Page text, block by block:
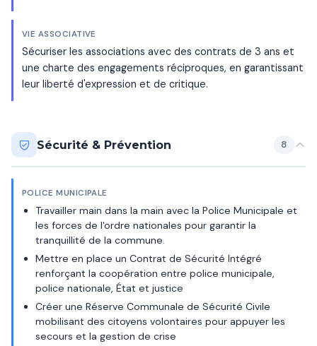
VIE ASSOCIATIVE
Sécuriser les associations avec des contrats de 3 ans et
une charte des engagements réciproques, en garantissant
leur liberté d'expression et de critique.
Sécurité & Prévention 8
POLICE MUNICIPALE
Travailler main dans la main avec la Police Municipale et
les forces de l'ordre nationales pour garantir la
tranquillité de la commune.
Mettre en place un Contrat de Sécurité Intégré
renforçant la coopération entre police municipale,
police nationale, État et justice
Créer une Réserve Communale de Sécurité Civile
mobilisant des citoyens volontaires pour appuyer les
secours et la gestion de crise